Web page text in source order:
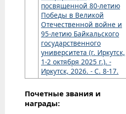
посвященной 80-летию
Победы в Великой
Отечественной войне и
95-летию Байкальского
государственного
университета (г. Иркутск,
1-2 октября 2025 г.). -
Иркутск, 2026. - С. 8-17.
Почетные звания и
награды: